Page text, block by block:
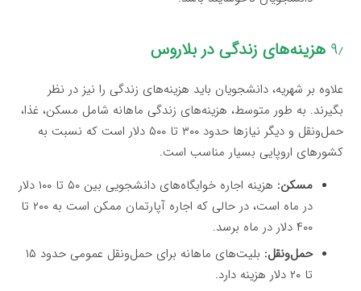
۹٫ هزینه‌های زندگی در بلاروس
علاوه بر شهریه، دانشجویان باید هزینه‌های زندگی را نیز در نظر
بگیرند. به طور متوسط، هزینه‌های زندگی ماهانه شامل مسکن، غذا،
حمل‌ونقل و دیگر نیازها حدود ۳۰۰ تا ۵۰۰ دلار است که نسبت به
کشورهای اروپایی بسیار مناسب است.
مسکن:
هزینه اجاره خوابگاه‌های دانشجویی بین ۵۰ تا ۱۰۰ دلار
در ماه است، در حالی که اجاره آپارتمان ممکن است به ۲۰۰ تا
۴۰۰ دلار در ماه برسد.
حمل‌ونقل:
بلیت‌های ماهانه برای حمل‌ونقل عمومی حدود ۱۵
تا ۲۰ دلار هزینه دارد.